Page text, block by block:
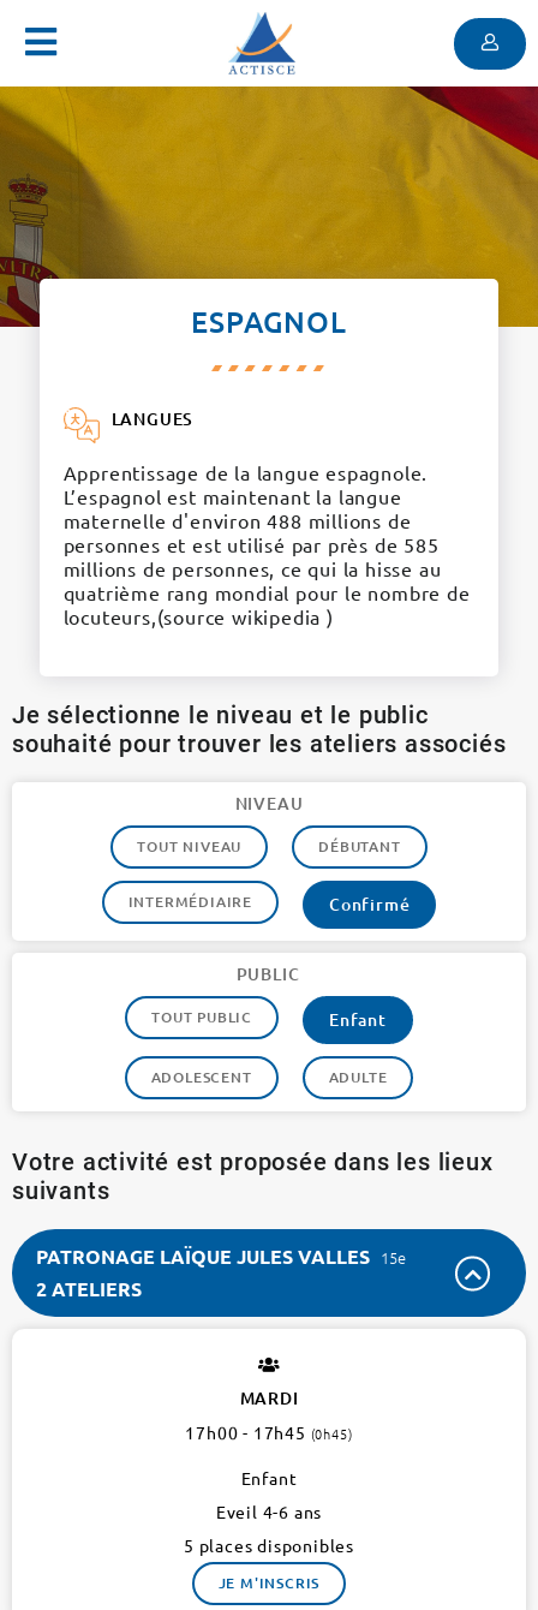
Menu
ESPAGNOL
LANGUES
Apprentissage de la langue espagnole.
L’espagnol est maintenant la langue
maternelle d'environ 488 millions de
personnes et est utilisé par près de 585
millions de personnes, ce qui la hisse au
quatrième rang mondial pour le nombre de
locuteurs,(source wikipedia )
Je sélectionne le niveau et le public
souhaité pour trouver les ateliers associés
NIVEAU
TOUT NIVEAU DÉBUTANT
INTERMÉDIAIRE Confirmé
PUBLIC
TOUT PUBLIC Enfant
ADOLESCENT ADULTE
Votre activité est proposée dans les lieux
suivants
PATRONAGE LAÏQUE JULES VALLES 15e
2 ATELIERS
MARDI
17h00 - 17h45 (0h45)
Enfant
Eveil 4-6 ans
5 places disponibles
JE M'INSCRIS